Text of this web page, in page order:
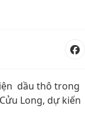
dầu thô trong
Long, dự kiến